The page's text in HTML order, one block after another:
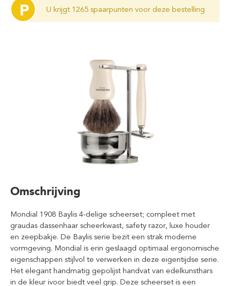
P U krijgt 1265 spaarpunten voor deze bestelling
Omschrijving
Mondial 1908 Baylis 4-delige scheerset; compleet met
graudas dassenhaar scheerkwast, safety razor, luxe houder
en zeepbakje. De Baylis serie bezit een strak moderne
vormgeving. Mondial is erin geslaagd optimaal ergonomische
eigenschappen stijlvol te verwerken in deze eigentijdse serie.
Het elegant handmatig gepolijst handvat van edelkunsthars
in de kleur ivoor biedt veel grip. Deze scheerset is een